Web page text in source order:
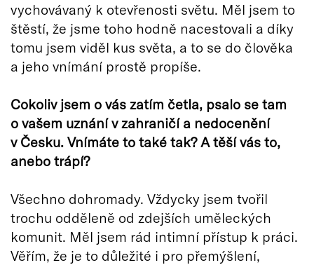
vychovávaný k otevřenosti světu. Měl jsem to
štěstí, že jsme toho hodně nacestovali a díky
tomu jsem viděl kus světa, a to se do člověka
a jeho vnímání prostě propíše.
Cokoliv jsem o vás zatím četla, psalo se tam
o vašem uznání v zahraničí a nedocenění
v Česku. Vnímáte to také tak? A těší vás to,
anebo trápí?
Všechno dohromady. Vždycky jsem tvořil
trochu odděleně od zdejších uměleckých
komunit. Měl jsem rád intimní přístup k práci.
Věřím, že je to důležité i pro přemýšlení,